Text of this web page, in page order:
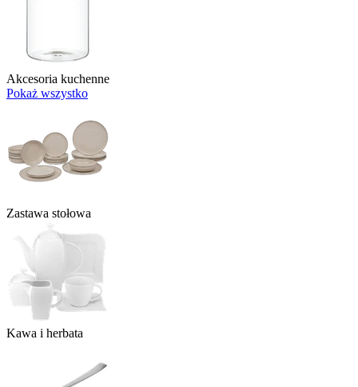
Akcesoria kuchenne
Pokaż wszystko
Zastawa stołowa
Kawa i herbata